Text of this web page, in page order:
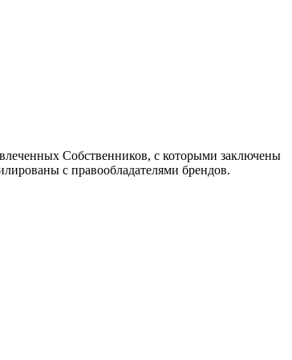
Собственников, с которыми заключены
с правообладателями брендов.